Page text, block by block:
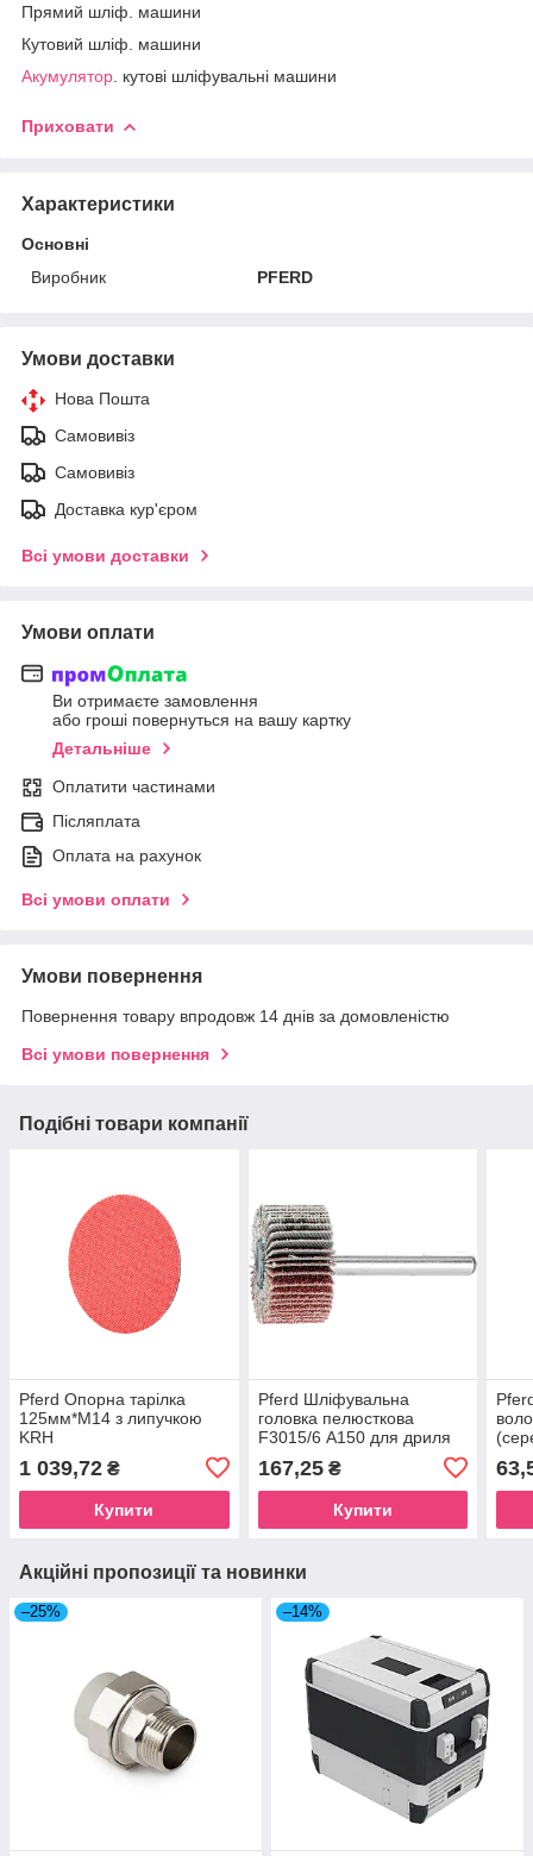
Прямий шліф. машини
Кутовий шліф. машини
Акумулятор . кутові шліфувальні машини
Приховати
Характеристики
Основні
Виробник
PFERD
Умови доставки
Нова Пошта
Самовивіз
Самовивіз
Доставка кур'єром
Всі умови доставки
Умови оплати
Ви отримаєте замовлення
або гроші повернуться на вашу картку
Детальніше
Оплатити частинами
Післяплата
Оплата на рахунок
Всі умови оплати
Умови повернення
Повернення товару впродовж 14 днів за домовленістю
Всі умови повернення
Подібні товари компанії
Pferd Опорна тарілка
125мм*М14 з липучкою
KRH
1 039,72 ₴
Купити
Pferd Шліфувальна
головка пелюсткова
F3015/6 А150 для дриля
167,25₴
Купити
100
Акційні пропозиції та новинки
–25% –14%